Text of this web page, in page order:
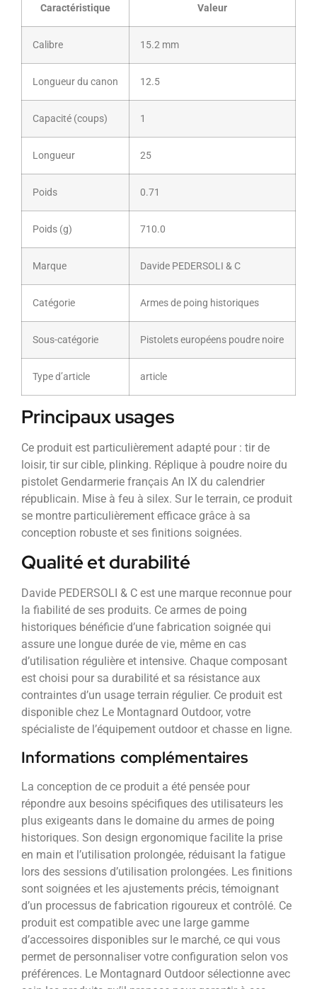
Caractéristique Valeur
Calibre 15.2 mm
Longueur du canon 12.5
Capacité (coups) 1
Longueur 25
Poids 0.71
Poids (g) 710.0
Marque Davide PEDERSOLI & C
Catégorie Armes de poing historiques
Sous-catégorie Pistolets européens poudre noire
Type d’article article
Principaux usages
Ce produit est particulièrement adapté pour : tir de
loisir, tir sur cible, plinking. Réplique à poudre noire du
pistolet Gendarmerie français An IX du calendrier
républicain. Mise à feu à silex. Sur le terrain, ce produit
se montre particulièrement efficace grâce à sa
conception robuste et ses finitions soignées.
Qualité et durabilité
Davide PEDERSOLI & C est une marque reconnue pour
la fiabilité de ses produits. Ce armes de poing
historiques bénéficie d’une fabrication soignée qui
assure une longue durée de vie, même en cas
d’utilisation régulière et intensive. Chaque composant
est choisi pour sa durabilité et sa résistance aux
contraintes d’un usage terrain régulier. Ce produit est
disponible chez Le Montagnard Outdoor, votre
spécialiste de l’équipement outdoor et chasse en ligne.
Informations complémentaires
La conception de ce produit a été pensée pour
répondre aux besoins spécifiques des utilisateurs les
plus exigeants dans le domaine du armes de poing
historiques. Son design ergonomique facilite la prise
en main et l’utilisation prolongée, réduisant la fatigue
lors des sessions d’utilisation prolongées. Les finitions
sont soignées et les ajustements précis, témoignant
d’un processus de fabrication rigoureux et contrôlé. Ce
produit est compatible avec une large gamme
d’accessoires disponibles sur le marché, ce qui vous
permet de personnaliser votre configuration selon vos
préférences. Le Montagnard Outdoor sélectionne avec